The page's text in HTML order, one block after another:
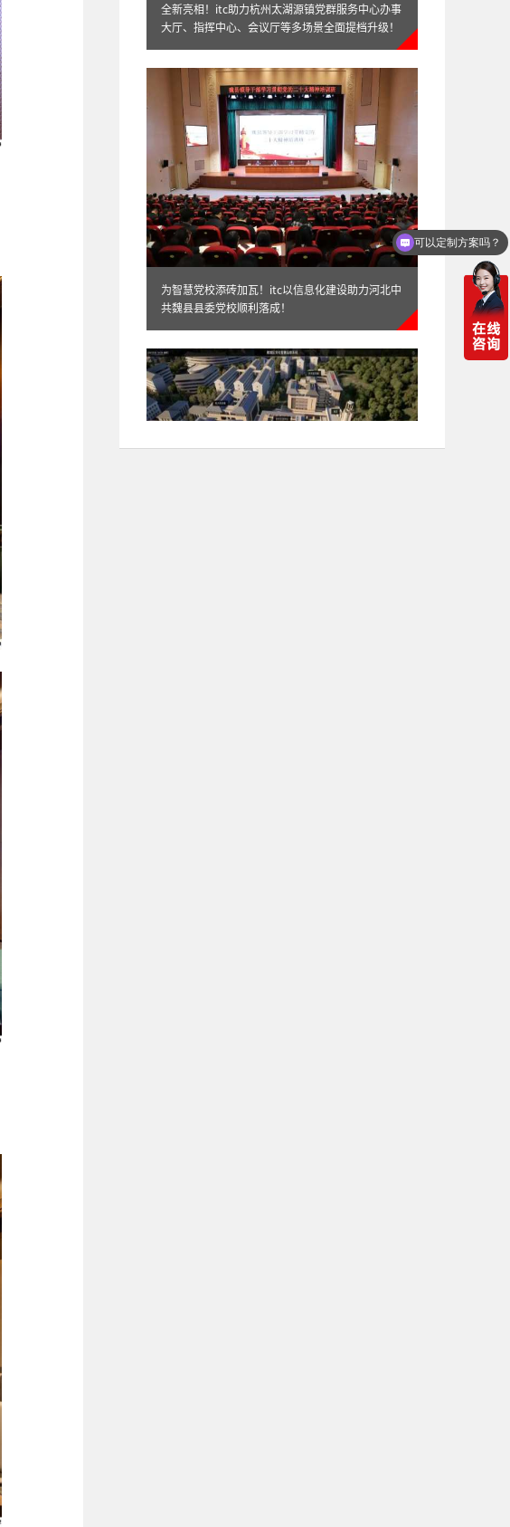
大型多媒体会议室中控系统应用方案
小型多媒体会议室矩阵系统应用方案
全新亮相！itc助力杭州太湖源镇党群服务中心办事
大厅、指挥中心、会议厅等多场景全面提档升级！
为智慧党校添砖加瓦！itc以信息化建设助力河北中
共魏县县委党校顺利落成！
你们电话多少